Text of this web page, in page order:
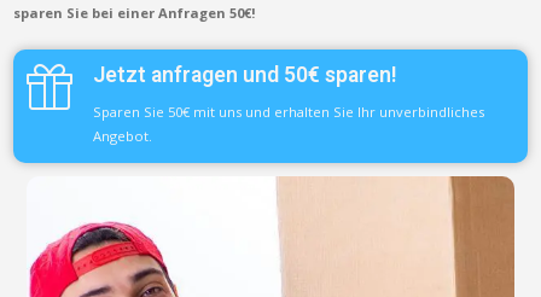
sparen Sie bei einer Anfragen 50€!
Jetzt anfragen und 50€ sparen!
Sparen Sie 50€ mit uns und erhalten Sie Ihr unverbindliches
Angebot.